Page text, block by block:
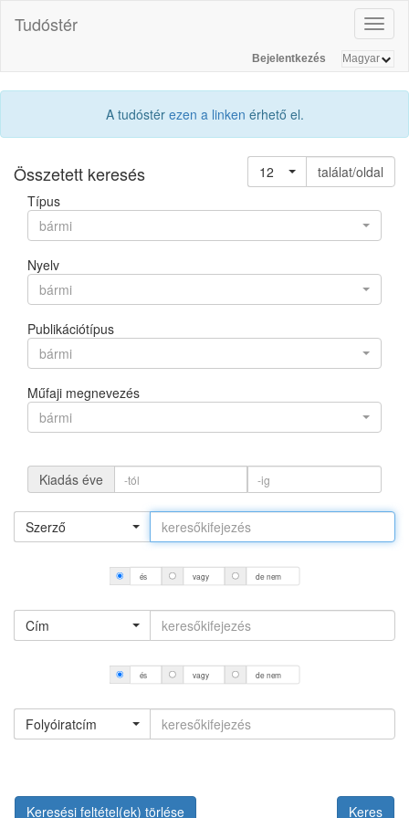
Tudóstér
Bejelentkezés
A tudóstér ezen a linken érhető el.
Összetett keresés 12
találat/oldal
Típus
bármi
Nyelv
bármi
Publikációtípus
bármi
Műfaji megnevezés
bármi
Kiadás éve
Szerző
és vagy de nem
Cím
és vagy de nem
Folyóiratcím
Keresési feltétel(ek) törlése